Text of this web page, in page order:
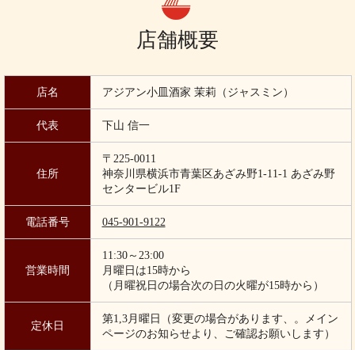
店舗概要
店名 アジアン小皿酒家 茉莉（ジャスミン）
代表 下山 信一
住所
〒225-0011
神奈川県横浜市青葉区あざみ野1-11-1 あざみ野
センタービル1F
電話番号 045-901-9122
営業時間
11:30～23:00
月曜日は15時から
（月曜祝日の場合次の日の火曜が15時から）
定休日
第1,3月曜日（変更の場合があります、。メイン
ページのお知らせより、ご確認お願いします）